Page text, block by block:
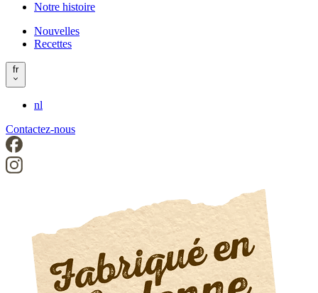
Notre histoire
Header
right
Nouvelles
Recettes
fr
nl
Contactez-nous